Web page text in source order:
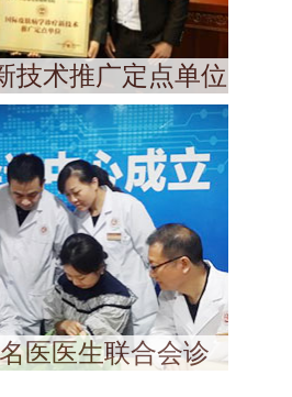
技术推广定点单位
医医生联合会诊